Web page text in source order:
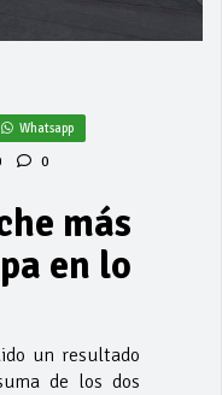
Whatsapp
0
más
en lo
un resultado
de los dos